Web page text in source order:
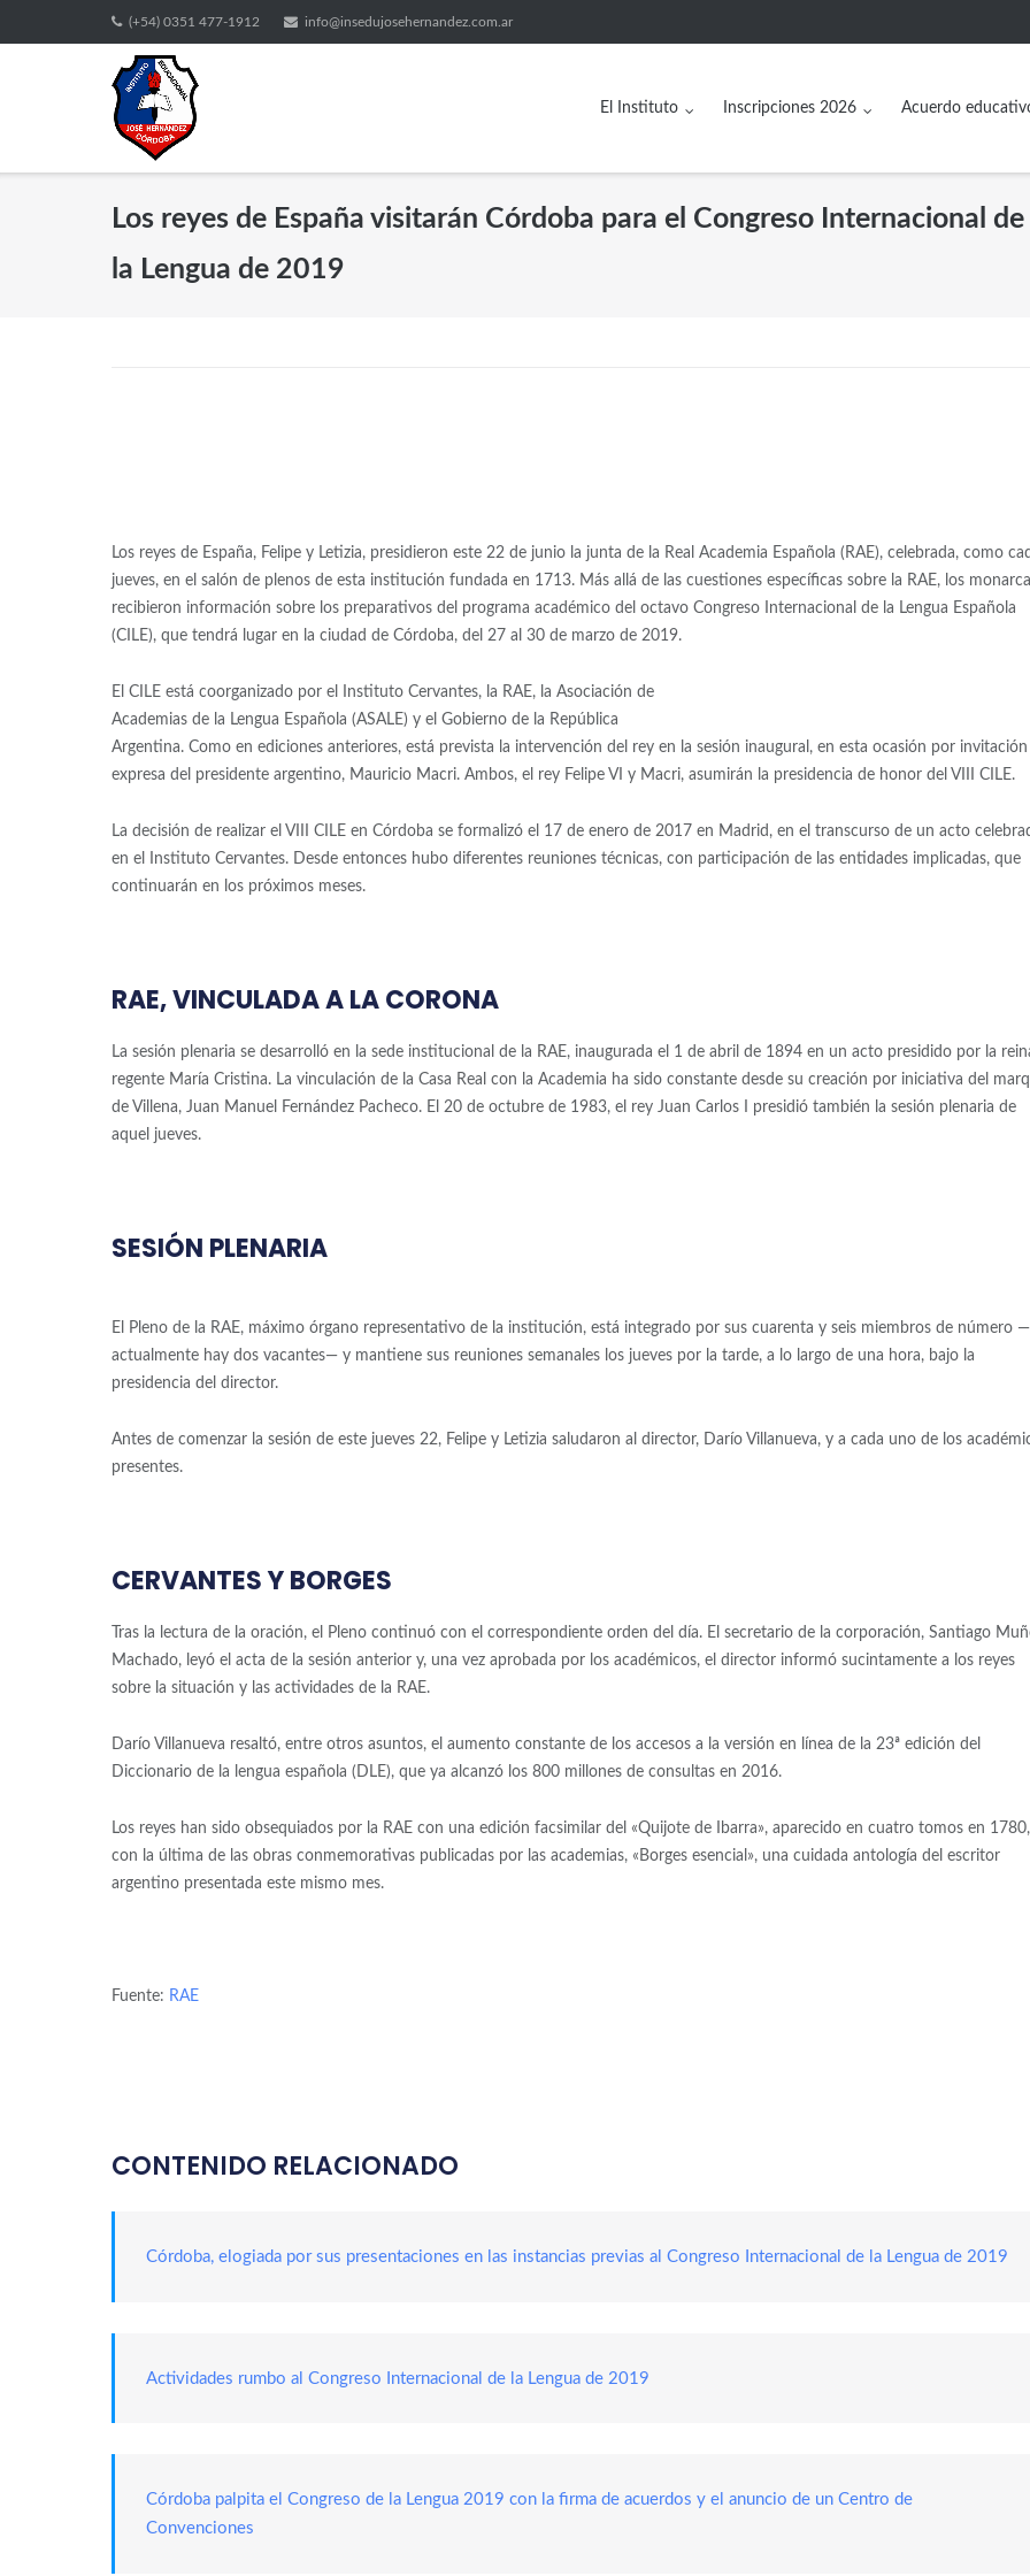
(+54) 0351 477-1912 info@insedujosehernandez.com.ar
El Instituto Inscripciones 2026 Acuerdo
Los reyes de España visitarán Córdoba para el Congreso Internacional de
la Lengua de 2019
Los reyes de España, Felipe y Letizia, presidieron este 22 de junio la junta de la Real Academia Española (RAE), celebrada, como
jueves, en el salón de plenos de esta institución fundada en 1713. Más allá de las cuestiones específicas sobre la RAE, los
recibieron información sobre los preparativos del programa académico del octavo Congreso Internacional de la Lengua Española
(CILE), que tendrá lugar en la ciudad de Córdoba, del 27 al 30 de marzo de 2019.
El CILE está coorganizado por el Instituto Cervantes, la RAE, la Asociación de
Academias de la Lengua Española (ASALE) y el Gobierno de la República
Argentina. Como en ediciones anteriores, está prevista la intervención del rey en la sesión inaugural, en esta ocasión por invitación
expresa del presidente argentino, Mauricio Macri. Ambos, el rey Felipe VI y Macri, asumirán la presidencia de honor del VIII CILE.
La decisión de realizar el VIII CILE en Córdoba se formalizó el 17 de enero de 2017 en Madrid, en el transcurso de un acto
en el Instituto Cervantes. Desde entonces hubo diferentes reuniones técnicas, con participación de las entidades implicadas, que
continuarán en los próximos meses.
RAE, VINCULADA A LA CORONA
La sesión plenaria se desarrolló en la sede institucional de la RAE, inaugurada el 1 de abril de 1894 en un acto presidido por la
regente María Cristina. La vinculación de la Casa Real con la Academia ha sido constante desde su creación por iniciativa del
de Villena, Juan Manuel Fernández Pacheco. El 20 de octubre de 1983, el rey Juan Carlos I presidió también la sesión plenaria de
aquel jueves.
SESIÓN PLENARIA
El Pleno de la RAE, máximo órgano representativo de la institución, está integrado por sus cuarenta y seis miembros de número —
actualmente hay dos vacantes— y mantiene sus reuniones semanales los jueves por la tarde, a lo largo de una hora, bajo la
presidencia del director.
Antes de comenzar la sesión de este jueves 22, Felipe y Letizia saludaron al director, Darío Villanueva, y a cada uno de los
presentes.
CERVANTES Y BORGES
Tras la lectura de la oración, el Pleno continuó con el correspondiente orden del día. El secretario de la corporación, Santiago
Machado, leyó el acta de la sesión anterior y, una vez aprobada por los académicos, el director informó sucintamente a los reyes
sobre la situación y las actividades de la RAE.
Darío Villanueva resaltó, entre otros asuntos, el aumento constante de los accesos a la versión en línea de la 23ª edición del
Diccionario de la lengua española (DLE), que ya alcanzó los 800 millones de consultas en 2016.
Los reyes han sido obsequiados por la RAE con una edición facsimilar del «Quijote de Ibarra», aparecido en cuatro tomos en
con la última de las obras conmemorativas publicadas por las academias, «Borges esencial», una cuidada antología del escritor
argentino presentada este mismo mes.
Fuente: RAE
CONTENIDO RELACIONADO
Córdoba, elogiada por sus presentaciones en las instancias previas al Congreso Internacional de la Lengua de 2019
Actividades rumbo al Congreso Internacional de la Lengua de 2019
Córdoba palpita el Congreso de la Lengua 2019 con la firma de acuerdos y el anuncio de un Centro de
Convenciones